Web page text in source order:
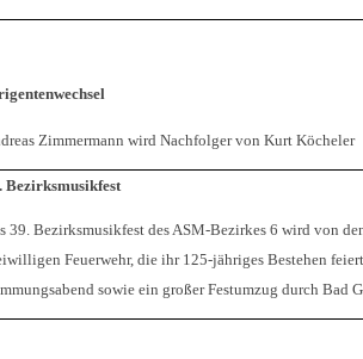
Zimmermann wird Nachfolger von Kurt Köcheler
Bezirksmusikfest
39. Bezirksmusikfest des ASM-Bezirkes 6 wird von
Feuerwehr, die ihr 125-jähriges Bestehen
sowie ein großer Festumzug durch Bad